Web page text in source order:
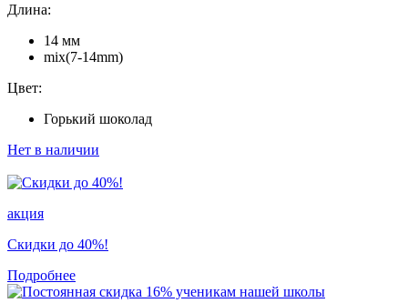
Длина:
14 мм
mix(7-14mm)
Цвет:
Горький шоколад
Нет в наличии
акция
Скидки до 40%!
Подробнее